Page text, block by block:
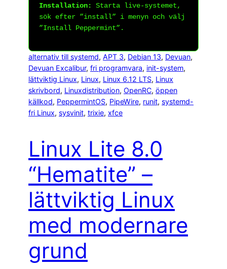
Installation:
Starta live-systemet,
sök efter ”install” i menyn och välj
”Install Peppermint”.
alternativ till systemd, APT 3, Debian 13, Devuan
Devuan Excalibur, fri programvara, init-system
lättviktig Linux, Linux, Linux 6.12 LTS, Linux
skrivbord, Linuxdistribution, OpenRC, öppen
källkod, PeppermintOS, PipeWire, runit, systemd-
fri Linux, sysvinit, trixie, xfce
Linux Lite 8.0
“Hematite” –
lättviktig Linux
med modernare
grund